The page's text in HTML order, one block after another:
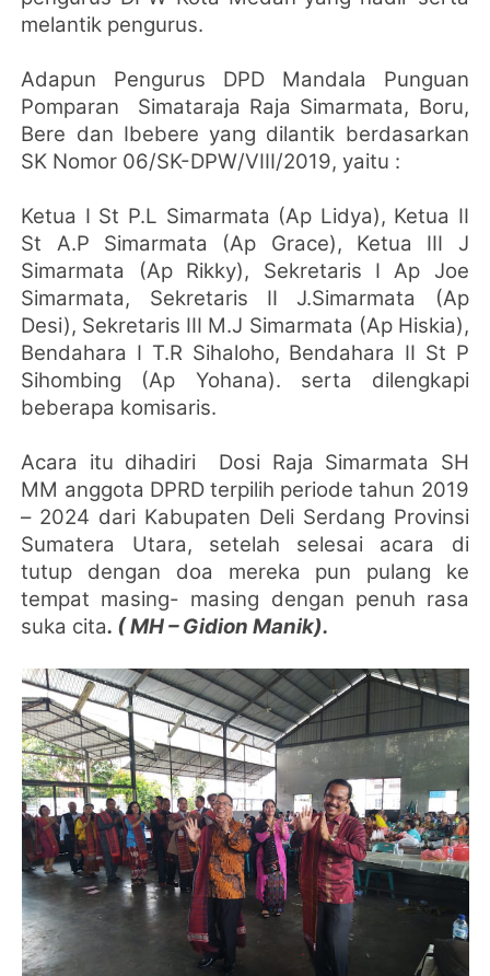
melantik pengurus.
Adapun Pengurus DPD Mandala Punguan
Pomparan
Simataraja Raja Simarmata, Boru,
Bere dan Ibebere yang dilantik berdasarkan
SK Nomor 06/SK-DPW/VIII/2019, yaitu :
Ketua I St P.L Simarmata (Ap Lidya), Ketua II
St A.P Simarmata (Ap Grace), Ketua III J
Simarmata (Ap Rikky), Sekretaris I Ap Joe
Simarmata, Sekretaris II J.Simarmata (Ap
Desi), Sekretaris III M.J Simarmata (Ap Hiskia),
Bendahara I T.R Sihaloho, Bendahara II St P
Sihombing (Ap Yohana). serta dilengkapi
beberapa komisaris.
Acara itu dihadiri
Dosi Raja Simarmata SH
MM anggota DPRD terpilih periode tahun 2019
– 2024 dari Kabupaten Deli Serdang Provinsi
Sumatera Utara, setelah selesai acara di
tutup dengan doa mereka pun pulang ke
tempat masing- masing dengan penuh rasa
suka cita. ( MH – Gidion Manik).